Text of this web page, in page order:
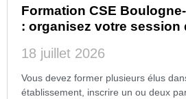
Formation CSE
: organisez votre session
18 juillet 2026
Vous devez former plusieurs élus
établissement, inscrire un ou deux